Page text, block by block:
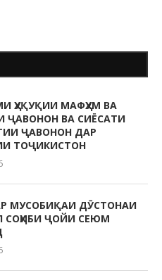
ҲУҚУҚИИ МАФҲУМ ВА
ҶАВОНОН ВА СИЁСАТИ
ҶАВОНОН ДАР
ТОҶИКИСТОН
МУСОБИҚАИ ДӮСТОНАИ
СОҲИБИ ҶОЙИ СЕЮМ